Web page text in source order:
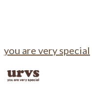
you are very special